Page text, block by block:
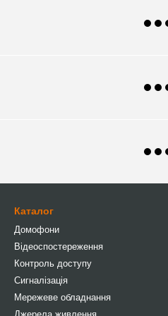
Каталог
Домофони
Відеоспостереження
Контроль доступу
Сигналізація
Мережеве обладнання